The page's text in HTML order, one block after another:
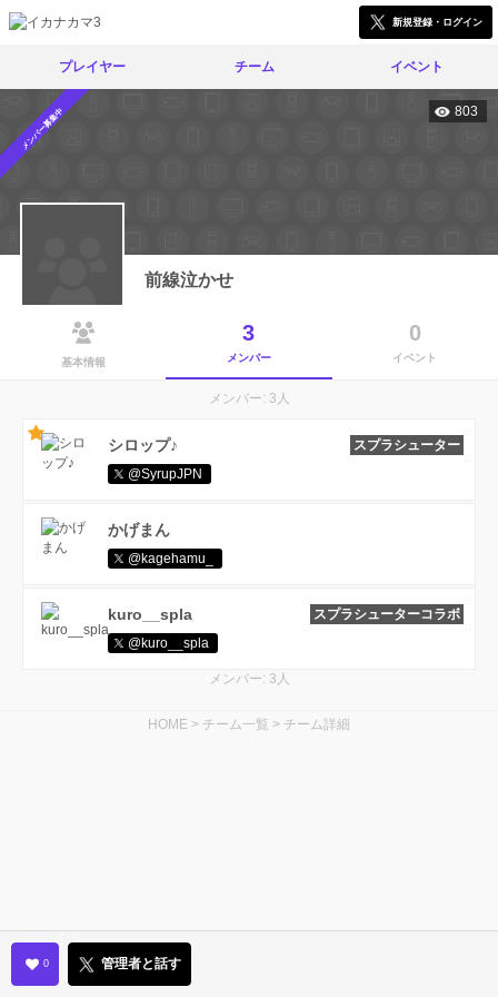
新規登録・ログイン
プレイヤー チーム イベント
メンバー募集中 803
前線泣かせ
基本情報
3
メンバー
0
イベント
メンバー: 3人
シロップ♪
スプラシューター
@SyrupJPN
かげまん
@kagehamu_
kuro__spla
スプラシューターコラボ
@kuro__spla
メンバー: 3人
HOME > チーム一覧 > チーム詳細
0 管理者と話す